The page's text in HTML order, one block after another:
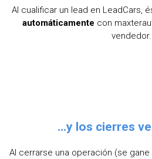
Al cualificar un lead en LeadCars,
automáticamente con
vendedor.
...y los cierres
Al cerrarse una operación (se